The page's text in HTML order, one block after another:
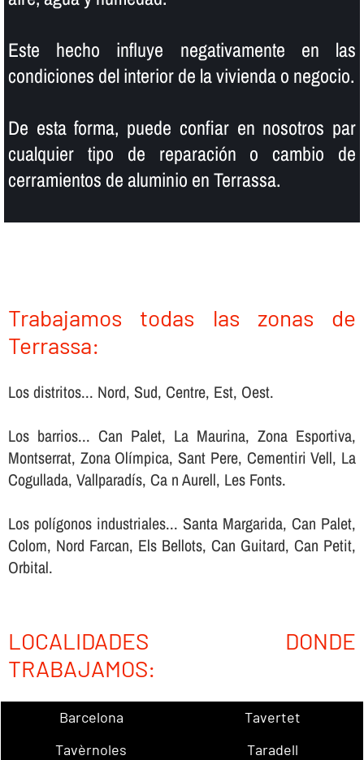
Este hecho influye negativamente en las
condiciones del interior de la vivienda o negocio.
De esta forma, puede confiar en nosotros par
cualquier tipo de reparación o cambio de
cerramientos de aluminio en Terrassa.
Trabajamos todas las zonas de
Terrassa:
Los distritos... Nord, Sud, Centre, Est, Oest.
Los barrios... Can Palet, La Maurina, Zona Esportiva,
Montserrat, Zona Olímpica, Sant Pere, Cementiri Vell, La
Cogullada, Vallparadís, Ca n Aurell, Les Fonts.
Los polígonos industriales... Santa Margarida, Can Palet,
Colom, Nord Farcan, Els Bellots, Can Guitard, Can Petit,
Orbital.
LOCALIDADES DONDE
TRABAJAMOS:
Barcelona
Tavertet
Tavèrnoles
Taradell